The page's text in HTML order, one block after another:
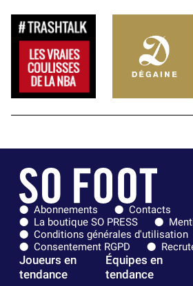
Abonnements
Contacts
La boutique SO PRESS
Conditions générales d'utilisation
Consentement RGPD
Joueurs en
tendance
Équipes en
tendance